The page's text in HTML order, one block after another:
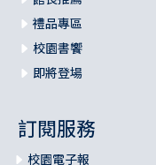
禮品專區
校園書饗
即將登場
訂閱服務
校園電子報